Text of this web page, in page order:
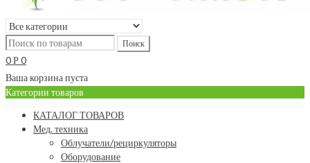
0 Р 0
Ваша корзина пуста
Категории товаров
КАТАЛОГ ТОВАРОВ
Мед. техника
Облучатели/рециркуляторы
Оборудование